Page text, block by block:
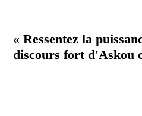
« Ressentez la
discours fort d'Askou